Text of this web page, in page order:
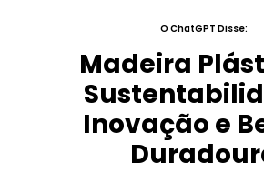
O ChatGPT Disse:
Madeira
Inovação e